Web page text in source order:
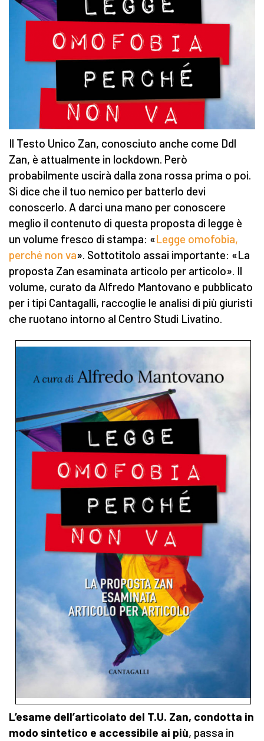
Il Testo Unico Zan, conosciuto anche come Ddl
Zan, è attualmente in lockdown. Però
probabilmente uscirà dalla zona rossa prima o poi.
Si dice che il tuo nemico per batterlo devi
conoscerlo. A darci una mano per conoscere
meglio il contenuto di questa proposta di legge è
un volume fresco di stampa: «Legge omofobia,
perché non va». Sottotitolo assai importante: «La
proposta Zan esaminata articolo per articolo». Il
volume, curato da Alfredo Mantovano e pubblicato
per i tipi Cantagalli, raccoglie le analisi di più giuristi
che ruotano intorno al Centro Studi Livatino.
L’esame dell’articolato del T.U. Zan, condotta in
modo sintetico e accessibile ai più, passa in